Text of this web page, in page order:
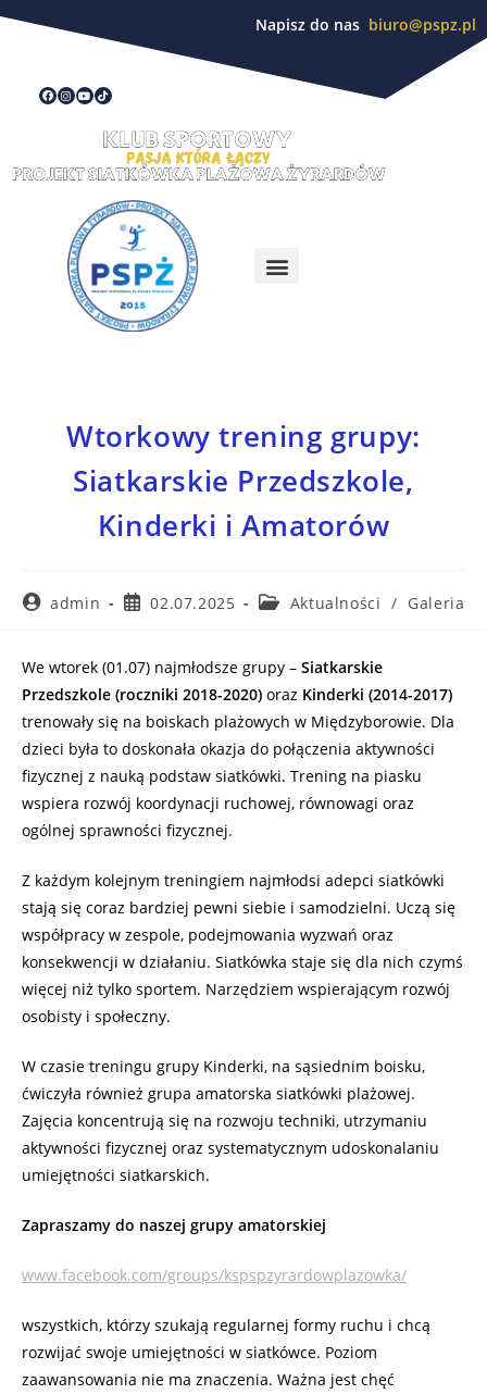
Napisz do nas biuro@pspz.pl
Wtorkowy trening grupy:
Siatkarskie Przedszkole,
Kinderki i Amatorów
admin 02.07.2025 Aktualności / Galeria
We wtorek (01.07) najmłodsze grupy – Siatkarskie
Przedszkole (roczniki 2018-2020) oraz Kinderki (2014-2017)
trenowały się na boiskach plażowych w Międzyborowie. Dla
dzieci była to doskonała okazja do połączenia aktywności
fizycznej z nauką podstaw siatkówki. Trening na piasku
wspiera rozwój koordynacji ruchowej, równowagi oraz
ogólnej sprawności fizycznej.
Z każdym kolejnym treningiem najmłodsi adepci siatkówki
stają się coraz bardziej pewni siebie i samodzielni. Uczą się
współpracy w zespole, podejmowania wyzwań oraz
konsekwencji w działaniu. Siatkówka staje się dla nich czymś
więcej niż tylko sportem. Narzędziem wspierającym rozwój
osobisty i społeczny.
W czasie treningu grupy Kinderki, na sąsiednim boisku,
ćwiczyła również grupa amatorska siatkówki plażowej.
Zajęcia koncentrują się na rozwoju techniki, utrzymaniu
aktywności fizycznej oraz systematycznym udoskonalaniu
umiejętności siatkarskich.
Zapraszamy do naszej grupy amatorskiej
www.facebook.com/groups/kspspzyrardowplazowka/
wszystkich, którzy szukają regularnej formy ruchu i chcą
rozwijać swoje umiejętności w siatkówce. Poziom
zaawansowania nie ma znaczenia. Ważna jest chęć